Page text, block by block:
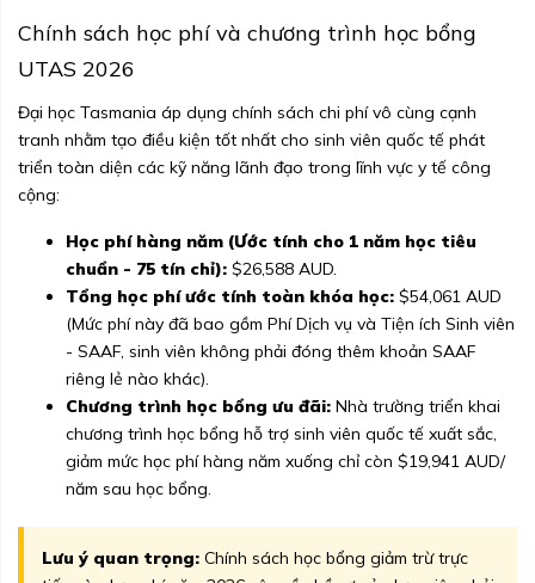
Chính sách học phí và chương trình học bổng
UTAS 2026
Đại học Tasmania áp dụng chính sách chi phí vô cùng cạnh
tranh nhằm tạo điều kiện tốt nhất cho sinh viên quốc tế phát
triển toàn diện các kỹ năng lãnh đạo trong lĩnh vực y tế công
cộng:
Học phí hàng năm (Ước tính cho 1 năm học tiêu
chuẩn - 75 tín chỉ): $26,588 AUD.
Tổng học phí ước tính toàn khóa học: $54,061 AUD
(Mức phí này đã bao gồm Phí Dịch vụ và Tiện ích Sinh viên
- SAAF, sinh viên không phải đóng thêm khoản SAAF
riêng lẻ nào khác).
Chương trình học bổng ưu đãi: Nhà trường triển khai
chương trình học bổng hỗ trợ sinh viên quốc tế xuất sắc,
giảm mức học phí hàng năm xuống chỉ còn $19,941 AUD/
năm sau học bổng.
Lưu ý quan trọng: Chính sách học bổng giảm trừ trực